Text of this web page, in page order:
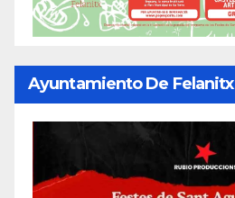
Ayuntamiento De Felanitx